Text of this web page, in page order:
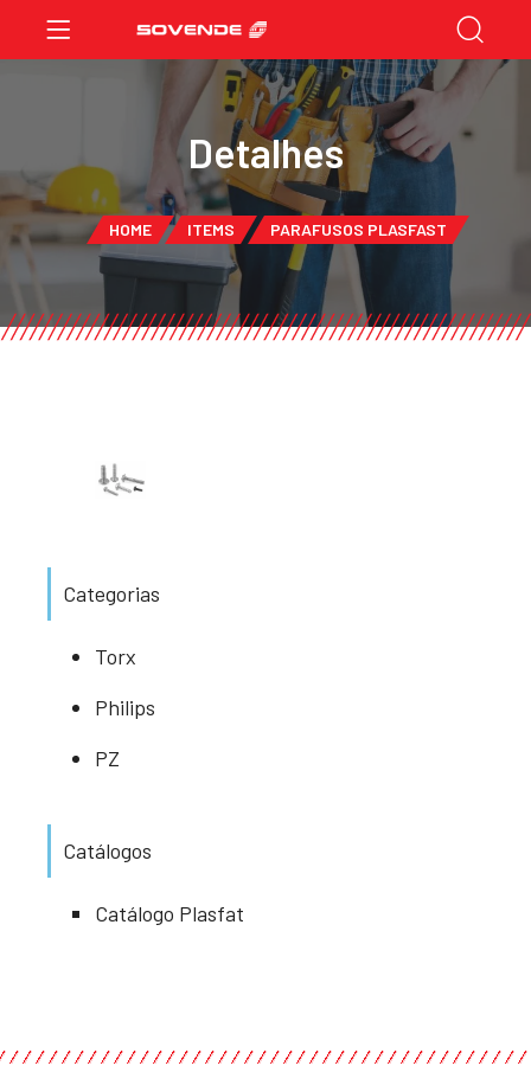
Detalhes
HOME ITEMS PARAFUSOS PLASFAST
Categorias
Torx
Philips
PZ
Catálogos
Catálogo Plasfat